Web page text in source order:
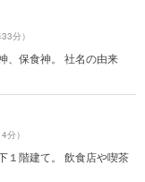
33分）
、保食神。 社名の由来
分）
１階建て。 飲食店や喫茶